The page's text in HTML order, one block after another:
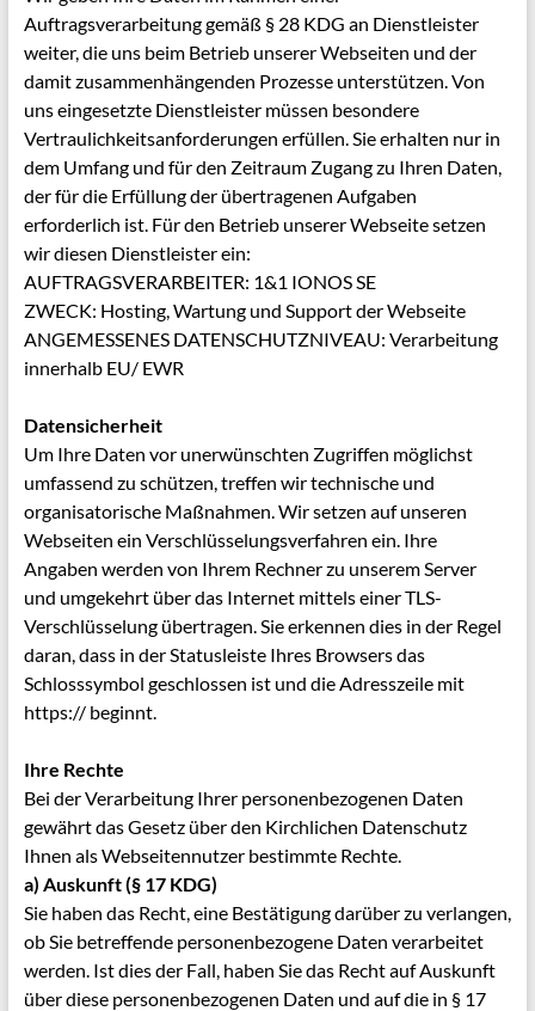
Auftragsverarbeitung gemäß § 28 KDG an Dienstleister
weiter, die uns beim Betrieb unserer Webseiten und der
damit zusammenhängenden Prozesse unterstützen. Von
uns eingesetzte Dienstleister müssen besondere
Vertraulichkeitsanforderungen erfüllen. Sie erhalten nur in
dem Umfang und für den Zeitraum Zugang zu Ihren Daten,
der für die Erfüllung der übertragenen Aufgaben
erforderlich ist. Für den Betrieb unserer Webseite setzen
wir diesen Dienstleister ein:
AUFTRAGSVERARBEITER: 1&1 IONOS SE
ZWECK: Hosting, Wartung und Support der Webseite
ANGEMESSENES DATENSCHUTZNIVEAU: Verarbeitung
innerhalb EU/ EWR
Datensicherheit
Um Ihre Daten vor unerwünschten Zugriffen möglichst
umfassend zu schützen, treffen wir technische und
organisatorische Maßnahmen. Wir setzen auf unseren
Webseiten ein Verschlüsselungsverfahren ein. Ihre
Angaben werden von Ihrem Rechner zu unserem Server
und umgekehrt über das Internet mittels einer TLS-
Verschlüsselung übertragen. Sie erkennen dies in der Regel
daran, dass in der Statusleiste Ihres Browsers das
Schlosssymbol geschlossen ist und die Adresszeile mit
https:// beginnt.
Ihre Rechte
Bei der Verarbeitung Ihrer personenbezogenen Daten
gewährt das Gesetz über den Kirchlichen Datenschutz
Ihnen als Webseitennutzer bestimmte Rechte.
a) Auskunft (§ 17 KDG)
Sie haben das Recht, eine Bestätigung darüber zu verlangen,
ob Sie betreffende personenbezogene Daten verarbeitet
werden. Ist dies der Fall, haben Sie das Recht auf Auskunft
über diese personenbezogenen Daten und auf die in § 17